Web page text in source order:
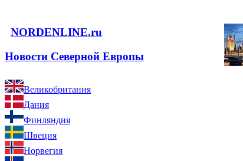
NORDENLINE.ru
Новости Северной Европы
Великобритания
Дания
Финляндия
Швеция
Норвегия